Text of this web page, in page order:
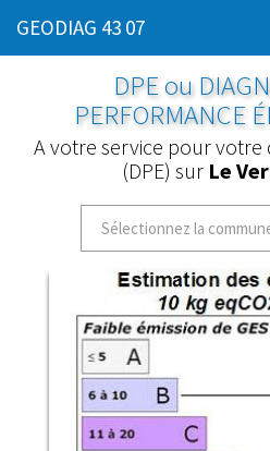
GEODIAG 43 07
DPE ou
PERFORMANCE
A votre service pour
(DPE) sur Le
Sélectionnez la